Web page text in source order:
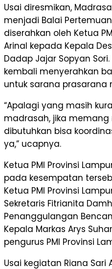
Usai diresmikan,
menjadi Balai
diserahkan oleh Ketua
Arinal kepada Kepala
Dadap Jajar Sopyan
kembali menyerahkan
untuk sarana prasarana
“Apalagi yang masih
madrasah, jika
dibutuhkan bisa
ya,” ucapnya.
Ketua PMI Provinsi
pada kesempatan
Ketua PMI Provinsi
Sekretaris Fitrianita
Penanggulangan
Kepala Markas Arys
pengurus PMI Provinsi
Usai kegiatan Riana Sari